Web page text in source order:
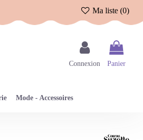
Ma liste (0)
Connexion Panier
Mode - Accessoires